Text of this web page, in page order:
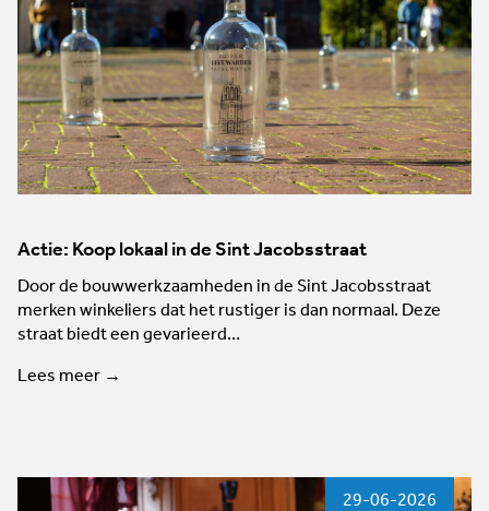
Actie: Koop lokaal in de Sint Jacobsstraat
Door de bouwwerkzaamheden in de Sint Jacobsstraat
merken winkeliers dat het rustiger is dan normaal. Deze
straat biedt een gevarieerd…
Lees meer →
29-06-2026